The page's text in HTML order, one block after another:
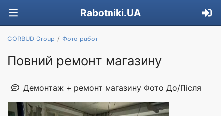
Rabotniki.UA
GORBUD Group Фото работ
Повний ремонт магазину
Демонтаж + ремонт магазину Фото До/Після